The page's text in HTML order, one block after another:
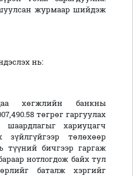
журмаар шийдэж
нь:
хөгжлийн банкны
төгрөг гаргуулах
хариуцагч
зүйлгүйгээр төлөхөөр
түүний бичгээр гаргаж
нотлогдож байх тул
баталж хэргийг